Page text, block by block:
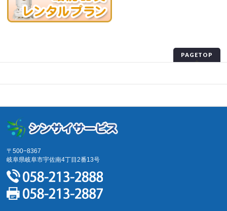
PAGETOP
〒500−8367
岐阜県岐阜市宇佐南4丁目2番13号